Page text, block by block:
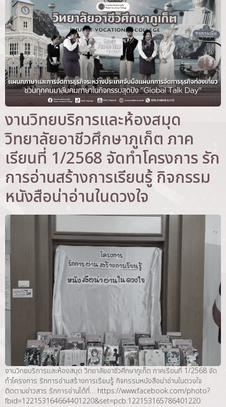
งานวิทยบริการและห้องสมุด
วิทยาลัยอาชีวศึกษาภูเก็ต ภาค
เรียนที่ 1/2568 จัดทำโครงการ รัก
การอ่านสร้างการเรียนรู้ กิจกรรม
หนังสือน่าอ่านในดวงใจ
งานวิทยบริการและห้องสมุด วิทยาลัยอาชีวศึกษาภูเก็ต ภาคเรียนที่ 1/2568 จัด
ทำโครงการ รักการอ่านสร้างการเรียนรู้ กิจกรรมหนังสือน่าอ่านในดวงใจ
ติดตามข่าวสาร รักการอ่านได้ที่… https://www.facebook.com/photo?
fbid=122153164664401220&set=pcb.122153165786401220